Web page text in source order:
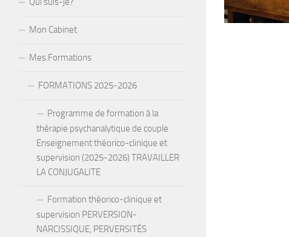
Mon Cabinet
Mes Formations
FORMATIONS 2025-2026
Programme de formation à la
thérapie psychanalytique de couple
Enseignement théorico-clinique et
supervision (2025-2026) TRAVAILLER
LA CONJUGALITE
Formation théorico-clinique et
supervision PERVERSION-
NARCISSIQUE, PERVERSITÉS